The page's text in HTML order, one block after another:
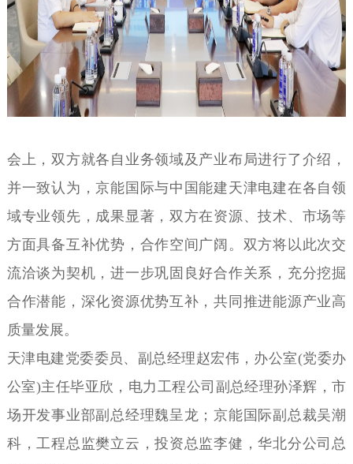
会上，双方就各自业务领域及产业布局进行了介绍，
并一致认为，京能国际与中国能建天津电建在各自领
域专业领先，成果显著，双方在资源、技术、市场等
方面具备互补优势，合作空间广阔。双方将以此次交
流洽谈为契机，进一步巩固良好合作关系，充分挖掘
合作潜能，深化资源优势互补，共同推进能源产业高
质量发展。
天津电建党委委员、副总经理赵宏伟，办公室(党委办
公室)主任毕亚欣，电力工程公司副总经理孙泽辉，市
场开发事业部副总经理魏呈龙；京能国际副总裁吴潮
科，工程总监樊立云，投资总监李健，华北分公司总